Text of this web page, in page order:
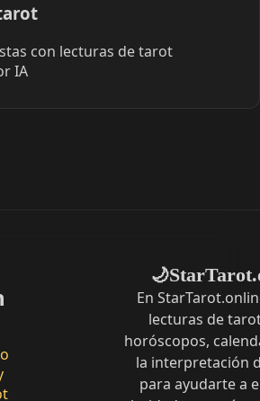
con lecturas de tarot
IA
🌙
En
lecturas de
horóscopos,
la interpretación
para ayudarte a